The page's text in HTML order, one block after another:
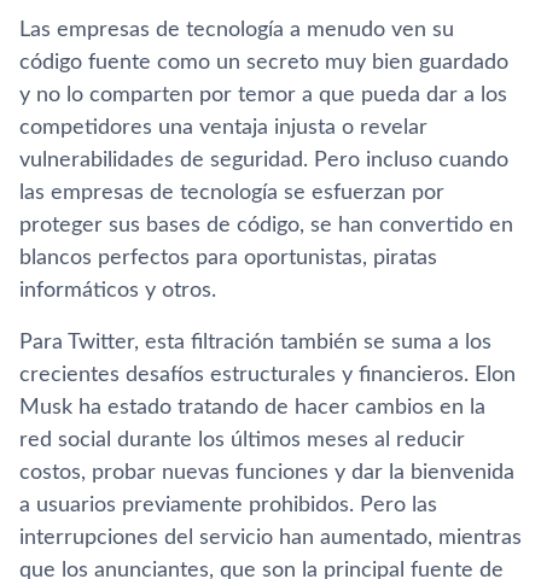
Las empresas de tecnología a menudo ven su
código fuente como un secreto muy bien guardado
y no lo comparten por temor a que pueda dar a los
competidores una ventaja injusta o revelar
vulnerabilidades de seguridad. Pero incluso cuando
las empresas de tecnología se esfuerzan por
proteger sus bases de código, se han convertido en
blancos perfectos para oportunistas, piratas
informáticos y otros.
Para Twitter, esta filtración también se suma a los
crecientes desafíos estructurales y financieros. Elon
Musk ha estado tratando de hacer cambios en la
red social durante los últimos meses al reducir
costos, probar nuevas funciones y dar la bienvenida
a usuarios previamente prohibidos. Pero las
interrupciones del servicio han aumentado, mientras
que los anunciantes, que son la principal fuente de